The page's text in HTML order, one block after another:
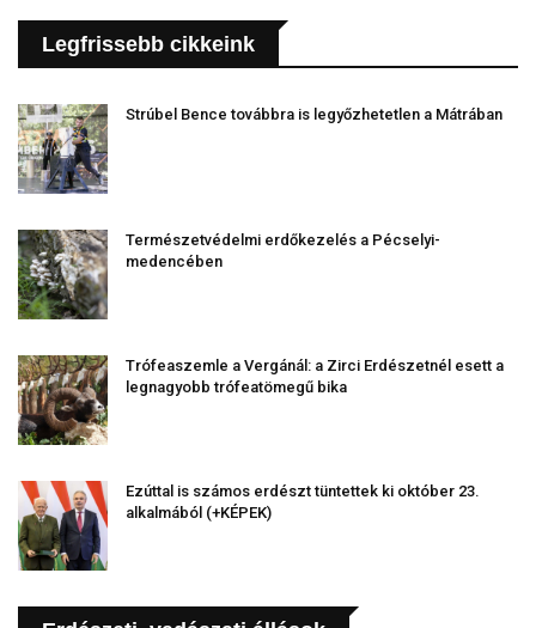
Legfrissebb cikkeink
Strúbel Bence továbbra is legyőzhetetlen a Mátrában
Természetvédelmi erdőkezelés a Pécselyi-
medencében
Trófeaszemle a Vergánál: a Zirci Erdészetnél esett a
legnagyobb trófeatömegű bika
Ezúttal is számos erdészt tüntettek ki október 23.
alkalmából (+KÉPEK)